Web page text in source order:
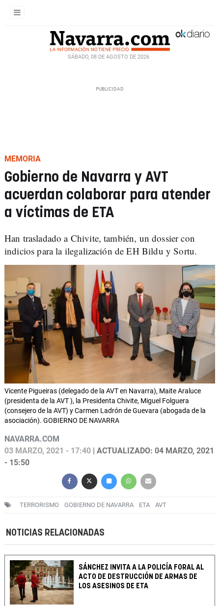
SÁBADO, 08 DE AGOSTO DE 2026
MEMORIA
Gobierno de Navarra y AVT
acuerdan colaborar para atender
a víctimas de ETA
Han trasladado a Chivite, también, un dossier con
indicios para la ilegalización de EH Bildu y Sortu.
Vicente Pigueiras (delegado de la AVT en Navarra), Maite Araluce
(presidenta de la AVT ), la Presidenta Chivite, Miguel Folguera
(consejero de la AVT) y Carmen Ladrón de Guevara (abogada de la
asociación). GOBIERNO DE NAVARRA
NAVARRA.COM
03 MARZO, 2021 - 17:40 | ACTUALIZADO: 04 MARZO, 2021
- 15:50
TERRORISMO GOBIERNO DE NAVARRA ETA AVT
NOTICIAS RELACIONADAS
SÁNCHEZ INVITA A LA POLICÍA FORAL AL
ACTO DE DESTRUCCIÓN DE ARMAS DE
LOS ASESINOS DE ETA